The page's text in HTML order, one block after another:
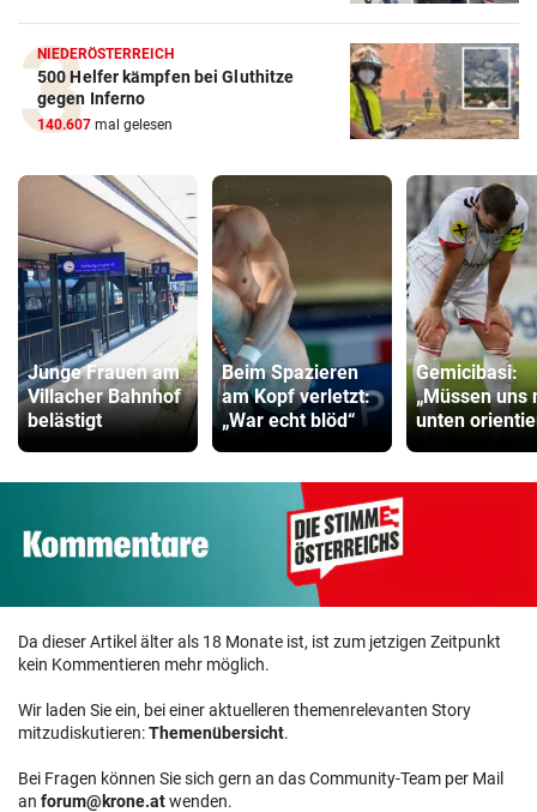
NIEDERÖSTERREICH
500 Helfer kämpfen bei Gluthitze
gegen Inferno
140.607 mal gelesen
Junge Frauen am
Villacher Bahnhof
belästigt
Beim Spazieren
am Kopf verletzt:
„War echt blöd“
Gemicibasi:
„Müssen uns
unten
Da dieser Artikel älter als 18 Monate ist, ist zum jetzigen Zeitpunkt
kein Kommentieren mehr möglich.
Wir laden Sie ein, bei einer aktuelleren themenrelevanten Story
mitzudiskutieren:Themenübersicht.
Bei Fragen können Sie sich gern an das Community-Team per Mail
an forum@krone.atwenden.